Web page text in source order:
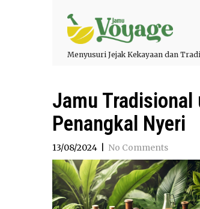
Menyusuri Jejak Kekayaan dan
Jamu Tradisional
Penangkal Nyeri
13/08/2024
No Comments